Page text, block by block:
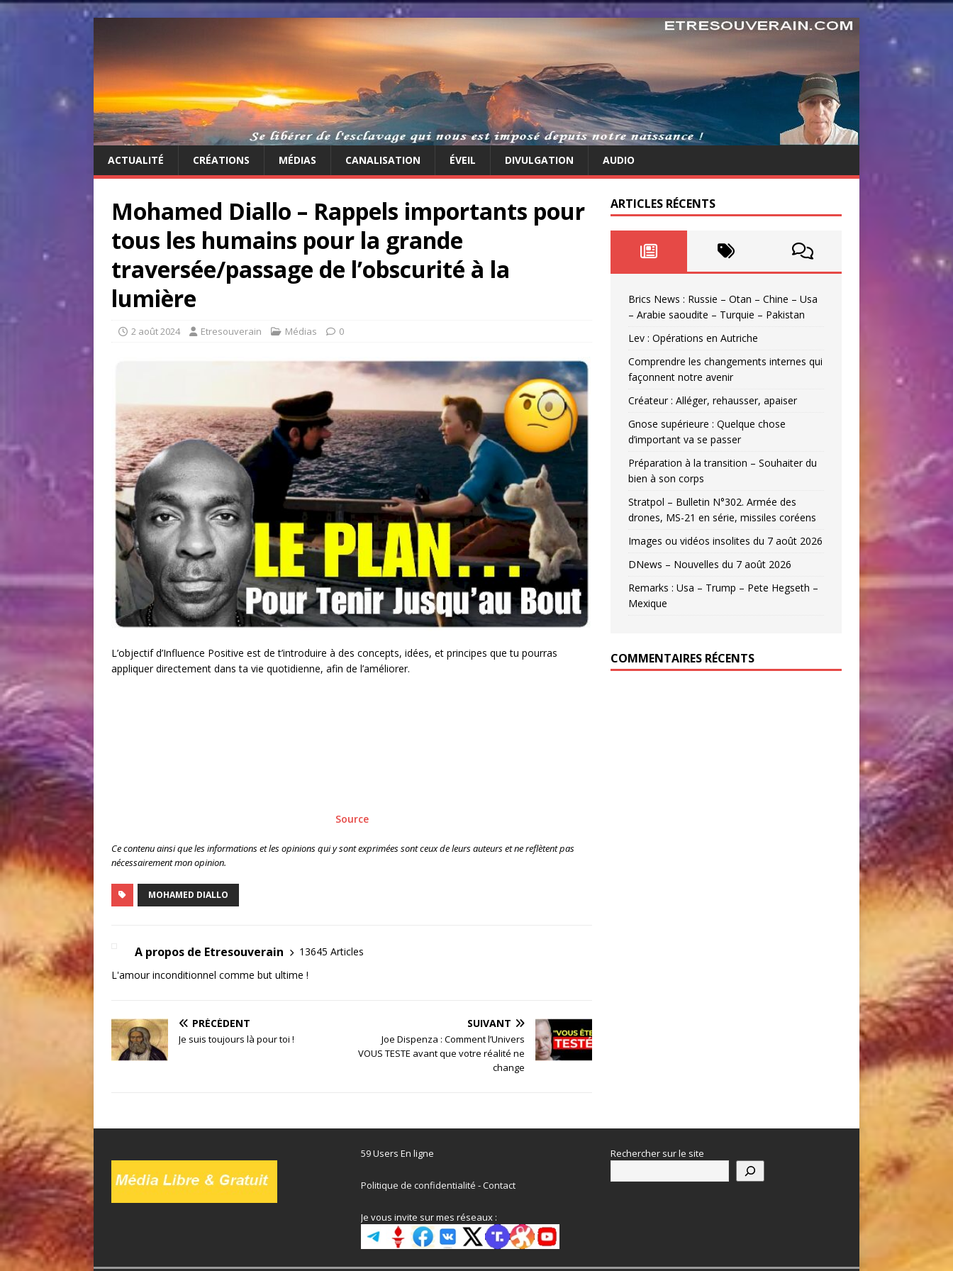
ACTUALITÉ CRÉATIONS MÉDIAS CANALISATION ÉVEIL DIVULGATION AUDIO
Mohamed Diallo – Rappels importants pour
tous les humains pour la grande
traversée/passage de l’obscurité à la
lumière
2 août 2024 Etresouverain Médias 0
L’objectif d’Influence Positive est de t’introduire à des concepts, idées, et principes que tu pourras
appliquer directement dans ta vie quotidienne, afin de l’améliorer.
Source
Ce contenu ainsi que les informations et les opinions qui y sont exprimées sont ceux de leurs auteurs et ne reflètent pas
nécessairement mon opinion.
MOHAMED DIALLO
A propos de Etresouverain
13645 Articles
L'amour inconditionnel comme but ultime !
PRÉCÉDENT
Je suis toujours là pour toi !
SUIVANT
Joe Dispenza : Comment l’Univers
VOUS TESTE avant que votre réalité ne
change
ARTICLES RÉCENTS
Brics News : Russie – Otan – Chine – Usa
– Arabie saoudite – Turquie – Pakistan
Lev : Opérations en Autriche
Comprendre les changements internes qui
façonnent notre avenir
Créateur : Alléger, rehausser, apaiser
Gnose supérieure : Quelque chose
d’important va se passer
Préparation à la transition – Souhaiter du
bien à son corps
Stratpol – Bulletin N°302. Armée des
drones, MS-21 en série, missiles coréens
Images ou vidéos insolites du 7 août 2026
DNews – Nouvelles du 7 août 2026
Remarks : Usa – Trump – Pete Hegseth –
Mexique
COMMENTAIRES RÉCENTS
59 Users En ligne
Politique de confidentialité -Contact
Je vous invite sur mes réseaux :
Rechercher sur le site